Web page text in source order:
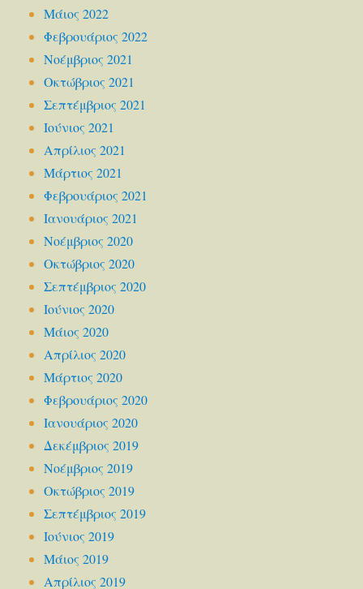
Μάιος 2022
Φεβρουάριος 2022
Νοέμβριος 2021
Οκτώβριος 2021
Σεπτέμβριος 2021
Ιούνιος 2021
Απρίλιος 2021
Μάρτιος 2021
Φεβρουάριος 2021
Ιανουάριος 2021
Νοέμβριος 2020
Οκτώβριος 2020
Σεπτέμβριος 2020
Ιούνιος 2020
Μάιος 2020
Απρίλιος 2020
Μάρτιος 2020
Φεβρουάριος 2020
Ιανουάριος 2020
Δεκέμβριος 2019
Νοέμβριος 2019
Οκτώβριος 2019
Σεπτέμβριος 2019
Ιούνιος 2019
Μάιος 2019
Απρίλιος 2019